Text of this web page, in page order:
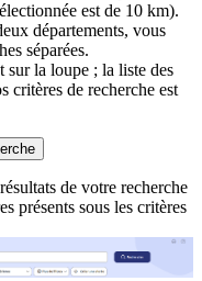
est de 10 km).
départements, vous
séparées.
sur la loupe ; la liste des
critères de recherche est
de votre recherche
présents sous les critères